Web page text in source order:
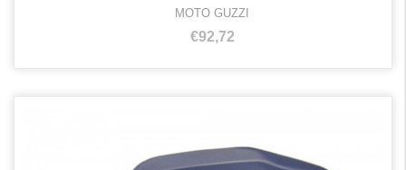
MOTO GUZZI
€92,72